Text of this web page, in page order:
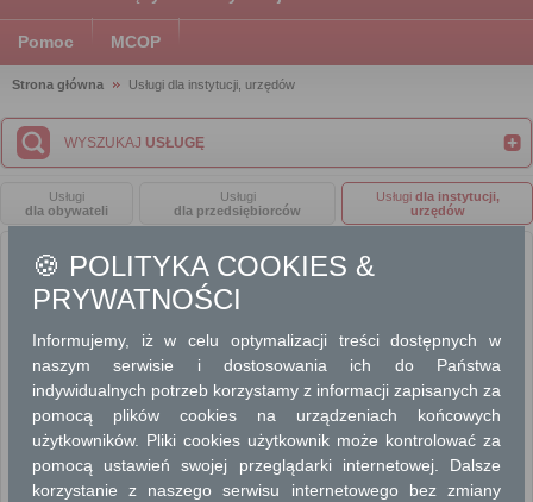
Pomoc MCOP
Strona główna Usługi dla instytucji, urzędów
WYSZUKAJ USŁUGĘ
Usługi
dla obywateli
Usługi
dla przedsiębiorców
Usługi dla instytucji,
urzędów
ARCHITEKTURA I PLANOWANIE PRZESTRZENNE
BEZPIECZEŃSTWO I ZARZĄDZANIE KRYZYSOWE
DROGOWNICTWO
GEODEZJA I KARTOGRAFIA
GEODEZJA I KATASTER
🍪 POLITYKA COOKIES &
PRYWATNOŚCI
Informujemy, iż w celu optymalizacji treści dostępnych w
naszym serwisie i dostosowania ich do Państwa
indywidualnych potrzeb korzystamy z informacji zapisanych za
pomocą plików cookies na urządzeniach końcowych
użytkowników. Pliki cookies użytkownik może kontrolować za
pomocą ustawień swojej przeglądarki internetowej. Dalsze
korzystanie z naszego serwisu internetowego bez zmiany